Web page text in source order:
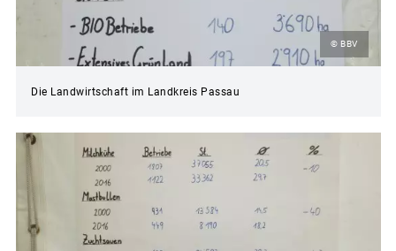
© BBV
Die Landwirtschaft im Landkreis Passau